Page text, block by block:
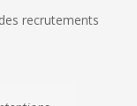
recrutements